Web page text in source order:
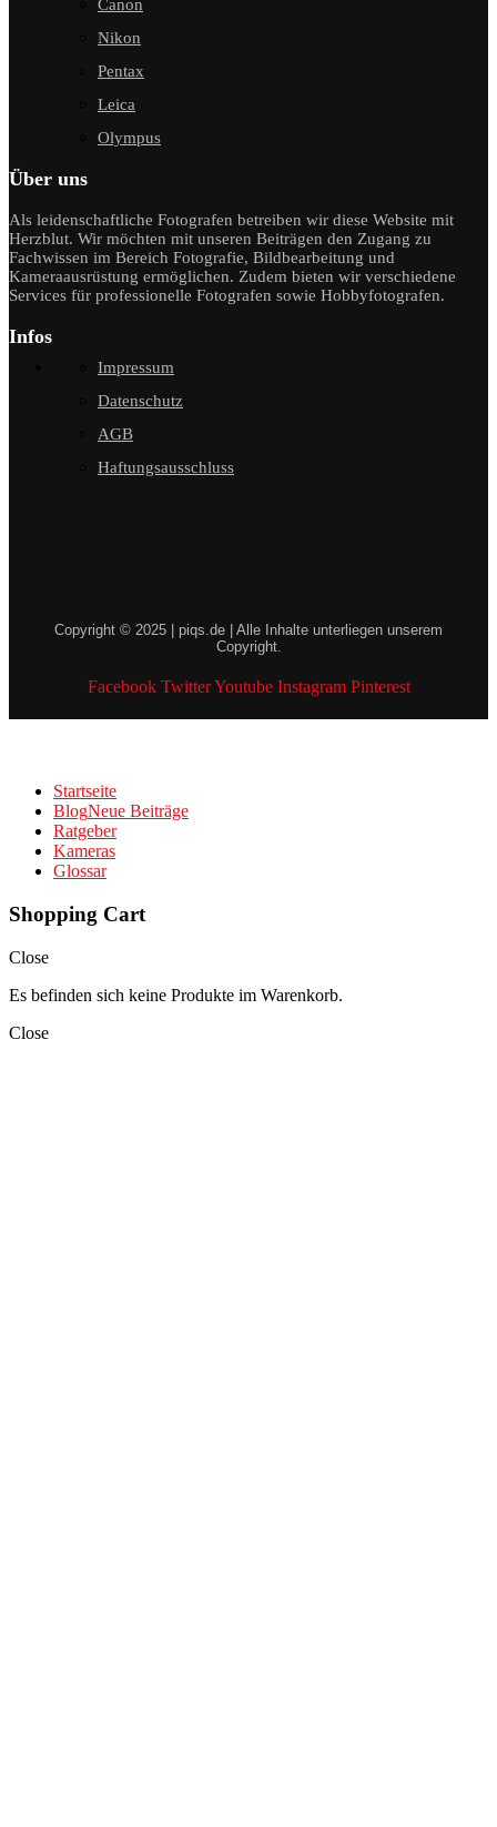
Canon
Nikon
Pentax
Leica
Olympus
Über uns
Als leidenschaftliche Fotografen betreiben wir diese Website mit
Herzblut. Wir möchten mit unseren Beiträgen den Zugang zu
Fachwissen im Bereich Fotografie, Bildbearbeitung und
Kameraausrüstung ermöglichen. Zudem bieten wir verschiedene
Services für professionelle Fotografen sowie Hobbyfotografen.
Infos
Impressum
Datenschutz
AGB
Haftungsausschluss
Copyright © 2025 | piqs.de | Alle Inhalte unterliegen unserem
Copyright.
Facebook Twitter Youtube Instagram Pinterest
Startseite
BlogNeue Beiträge
Ratgeber
Kameras
Glossar
Shopping Cart
Close
Es befinden sich keine Produkte im Warenkorb.
Close